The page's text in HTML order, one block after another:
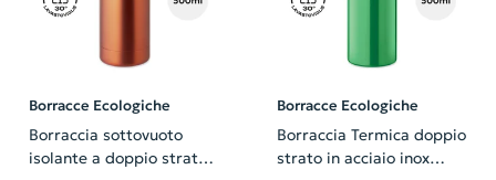
Borracce Ecologiche
Borraccia sottovuoto
isolante a doppio strato
Borracce Ecologiche
Borraccia Termica doppio
strato in acciaio inox